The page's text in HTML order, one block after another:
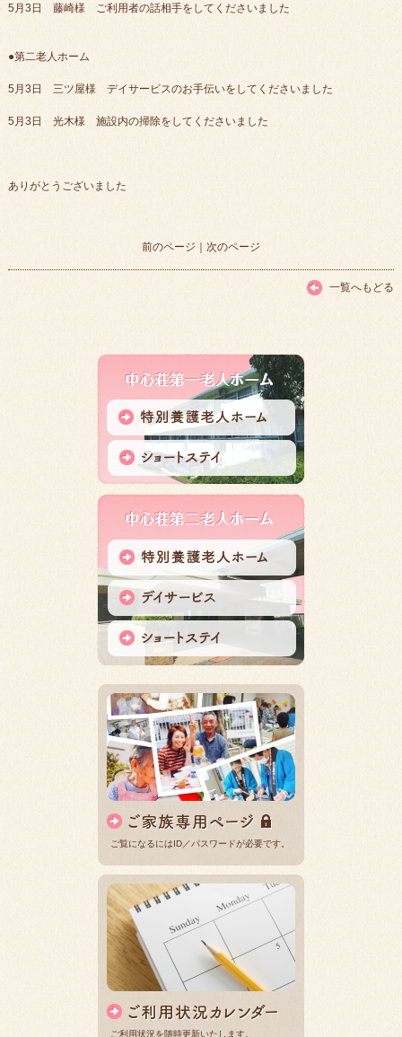
5月3日 藤崎様 ご利用者の話相手をしてくださいました
●第二老人ホーム
5月3日 三ツ屋様 デイサービスのお手伝いをしてくださいました
5月3日 光木様 施設内の掃除をしてくださいました
ありがとうございました
前のページ ｜ 次のページ
一覧へもどる
ご覧になるにはID／パスワードが必要です。
ご利用状況を随時更新いたします。